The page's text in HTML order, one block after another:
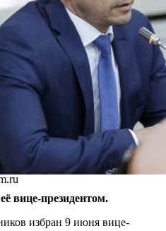
вице-президентом.
избран 9 июня вице-